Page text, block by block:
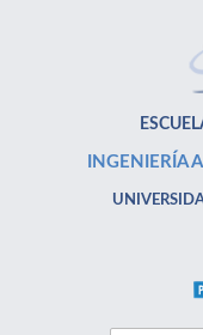
INGENIERÍA